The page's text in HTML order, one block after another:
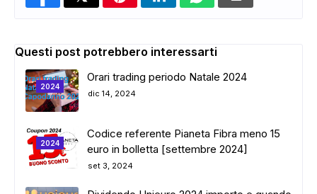
Questi post potrebbero interessarti
2024
Orari trading periodo Natale 2024
dic 14, 2024
2024
Codice referente Pianeta Fibra meno 15
euro in bolletta [settembre 2024]
set 3, 2024